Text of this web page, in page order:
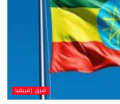
شرق إفريقيا